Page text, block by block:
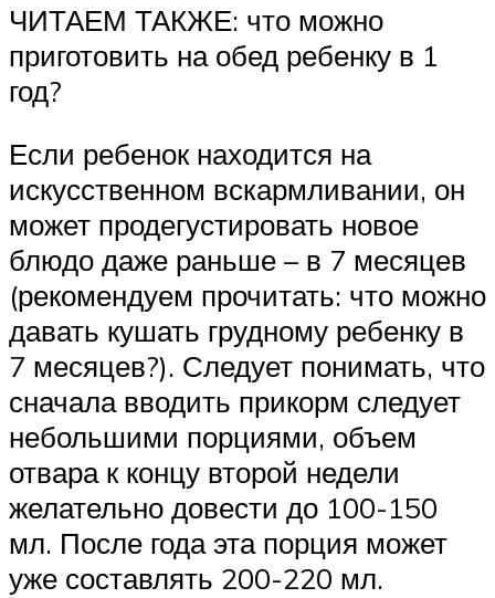
ЧИТАЕМ ТАКЖЕ: что можно
приготовить на обед ребенку в 1
год?
Если ребенок находится на
искусственном вскармливании, он
может продегустировать новое
блюдо даже раньше – в 7 месяцев
(рекомендуем прочитать: что можно
давать кушать грудному ребенку в
7 месяцев?). Следует понимать, что
сначала вводить прикорм следует
небольшими порциями, объем
отвара к концу второй недели
желательно довести до 100-150
мл. После года эта порция может
уже составлять 200-220 мл.